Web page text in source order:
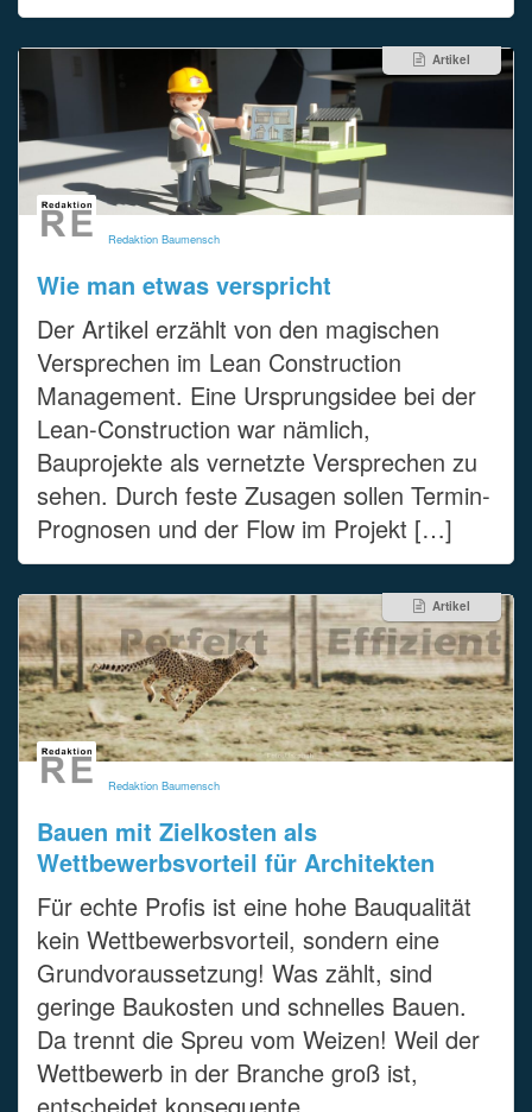
Artikel
Redaktion Baumensch
Wie man etwas verspricht
Der Artikel erzählt von den magischen
Versprechen im Lean Construction
Management. Eine Ursprungsidee bei der
Lean-Construction war nämlich,
Bauprojekte als vernetzte Versprechen zu
sehen. Durch feste Zusagen sollen Termin-
Prognosen und der Flow im Projekt […]
Artikel
Redaktion Baumensch
Bauen mit Zielkosten als
Wettbewerbsvorteil für Architekten
Für echte Profis ist eine hohe Bauqualität
kein Wettbewerbsvorteil, sondern eine
Grundvoraussetzung! Was zählt, sind
geringe Baukosten und schnelles Bauen.
Da trennt die Spreu vom Weizen! Weil der
Wettbewerb in der Branche groß ist,